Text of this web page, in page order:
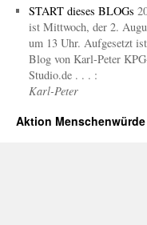
START dieses BLOGs
ist Mittwoch, der 2.
um 13 Uhr. Aufgesetzt
Blog von Karl-Peter
Studio.de . . . :
Karl-Peter
Aktion Menschenwürde